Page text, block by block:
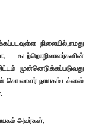
நிலையில்,எமது
கடற்றொழிலாளர்களின்
முன்னெடுக்கப்படுவது
செயலாளர் நாயகம் டக்ளஸ்
அவர்கள்,